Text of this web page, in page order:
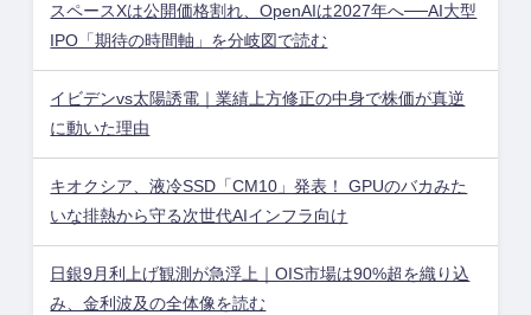
スペースXは公開価格割れ、OpenAIは2027年へ──AI大型
IPO「期待の時間軸」を分岐図で読む
イビデンvs太陽誘電｜業績上方修正の中身で株価が真逆
に動いた理由
キオクシア、液冷SSD「CM10」発表！ GPUのバカみた
いな排熱から守る次世代AIインフラ向け
日銀9月利上げ観測が急浮上｜OIS市場は90%超を織り込
み、金利波及の全体像を読む